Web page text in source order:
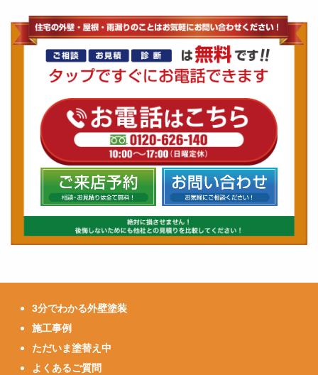
3分でわかる外壁塗装
施工事例
ただいま塗替え中
よくあるご質問